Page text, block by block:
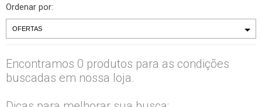
Ordenar por:
Encontramos 0 produtos para as condições
buscadas em nossa loja.